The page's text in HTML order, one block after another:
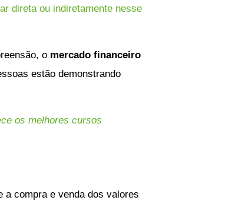
direta ou indiretamente nesse
o mercado financeiro
estão demonstrando
os melhores cursos
a compra e venda dos valores